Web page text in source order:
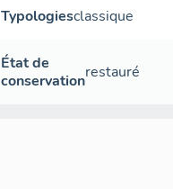
Typologiesclassique
État de
conservationrestauré